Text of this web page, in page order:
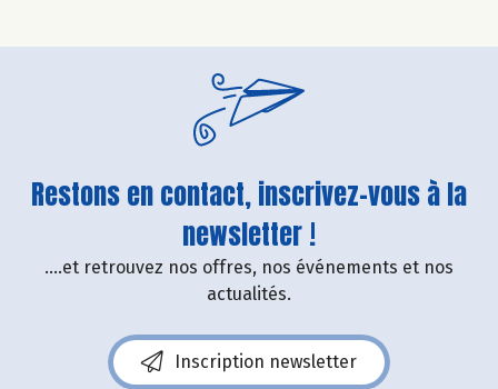
Restons en contact, inscrivez-vous à la
newsletter !
....et retrouvez nos offres, nos événements et nos
actualités.
Inscription newsletter